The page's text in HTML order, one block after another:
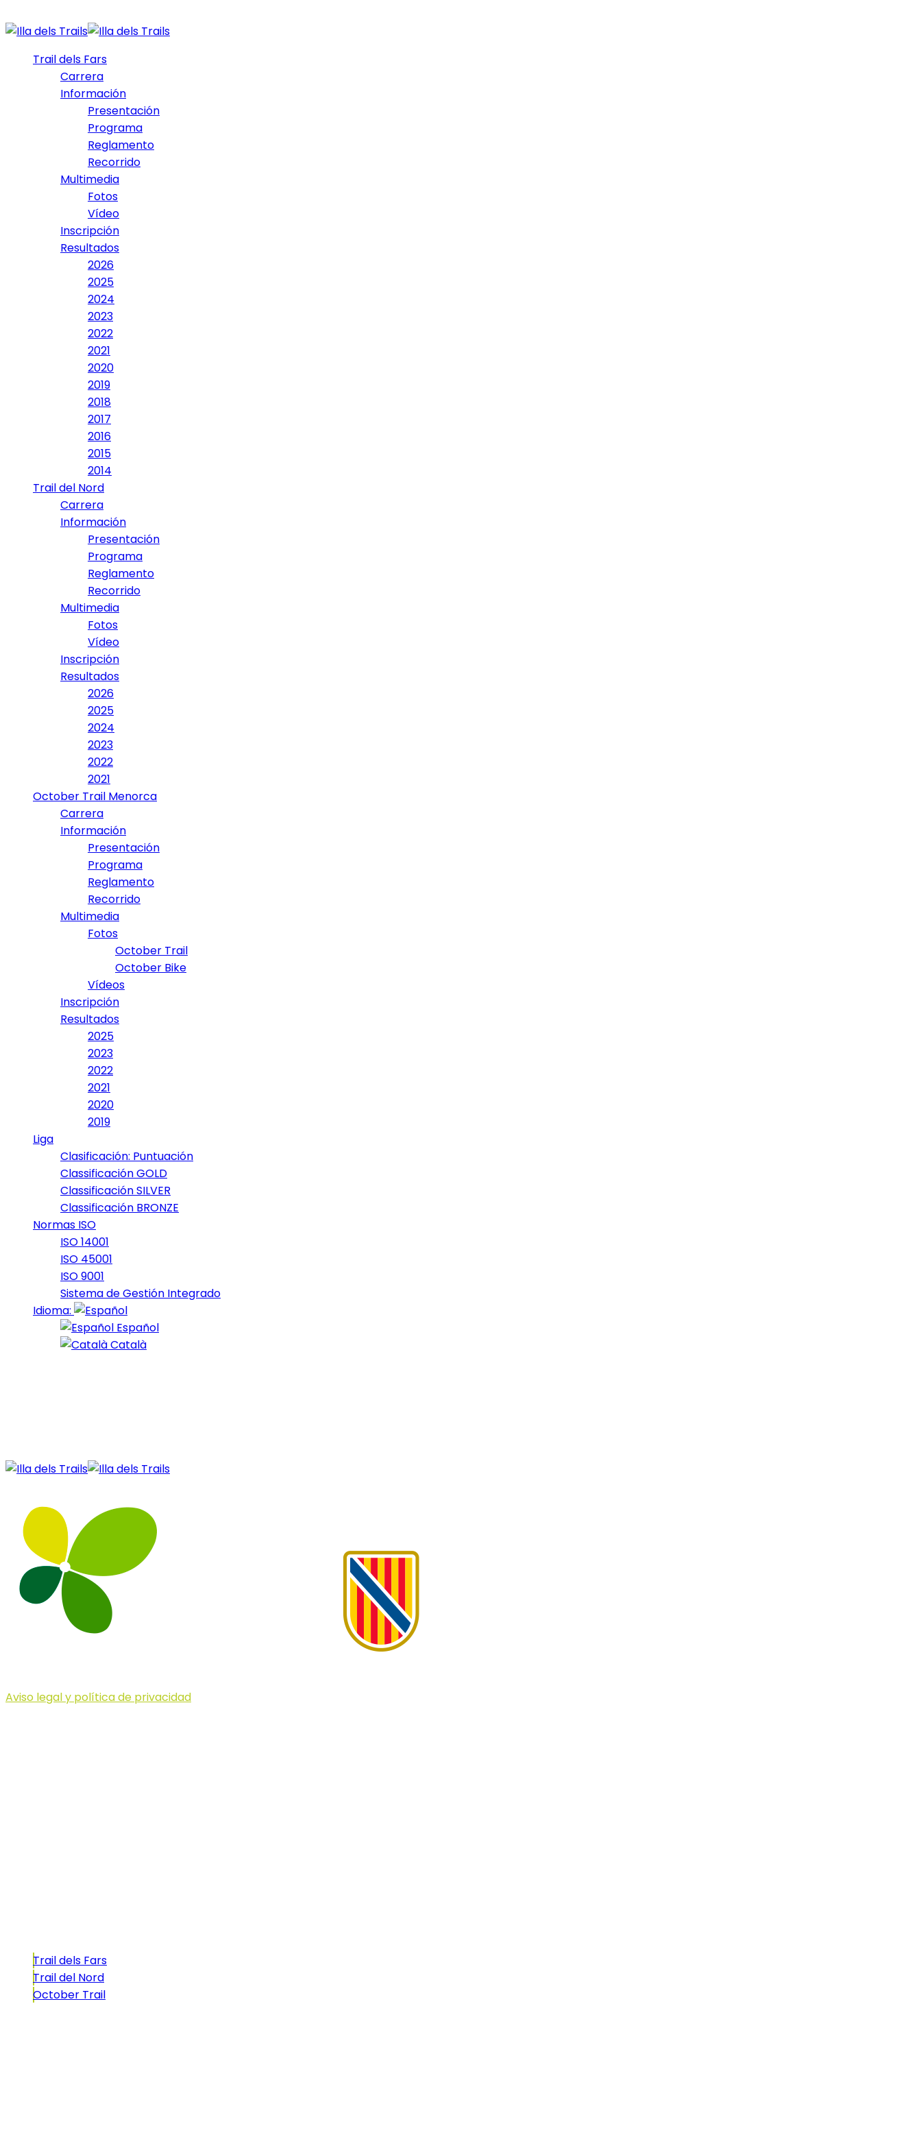
Trail dels Fars
Carrera
Información
Presentación
Programa
Reglamento
Recorrido
Multimedia
Fotos
Vídeo
Inscripción
Resultados
2026
2025
2024
2023
2022
2021
2020
2019
2018
2017
2016
2015
2014
Trail del Nord
Carrera
Información
Presentación
Programa
Reglamento
Recorrido
Multimedia
Fotos
Vídeo
Inscripción
Resultados
2026
2025
2024
2023
2022
2021
October Trail Menorca
Carrera
Información
Presentación
Programa
Reglamento
Recorrido
Multimedia
Fotos
October Trail
October Bike
Vídeos
Inscripción
Resultados
2025
2023
2022
2021
2020
2019
Liga
Clasificación: Puntuación
Classificación GOLD
Classificación SILVER
Classificación BRONZE
Normas ISO
ISO 14001
ISO 45001
ISO 9001
Sistema de Gestión Integrado
Idioma:
Español
Català
Aviso legal y política de privacidad
Trail dels Fars
Trail del Nord
October Trail